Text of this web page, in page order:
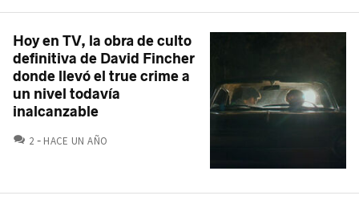
Hoy en TV, la obra de culto
definitiva de David Fincher
donde llevó el true crime a
un nivel todavía
inalcanzable
2 COMENTARIOS
HACE UN AÑO